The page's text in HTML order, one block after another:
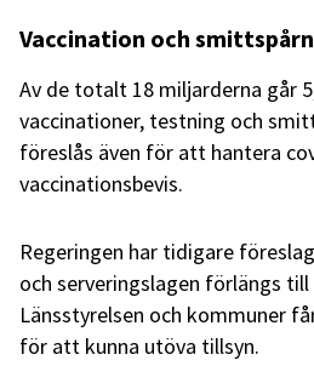
Vaccination och
Av de totalt 18 miljarderna går
vaccinationer, testning och
föreslås även för att hantera
vaccinationsbevis.
Regeringen har tidigare
och serveringslagen förlängs
Länsstyrelsen och kommuner
för att kunna utöva tillsyn.